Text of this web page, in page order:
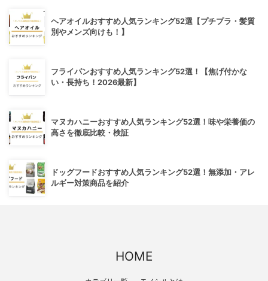
ヘアオイルおすすめ人気ランキング52選【プチプラ・髪質
別やメンズ向けも！】
フライパンおすすめ人気ランキング52選！【焦げ付かな
い・長持ち！2026最新】
マヌカハニーおすすめ人気ランキング52選！味や栄養価の
高さを徹底比較・検証
ドッグフードおすすめ人気ランキング52選！無添加・アレ
ルギー対策商品を紹介
HOME